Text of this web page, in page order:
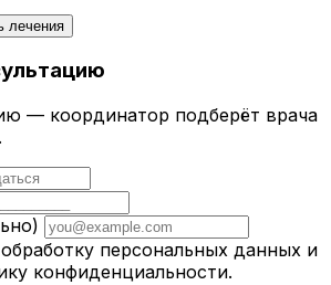
лечения
— координатор подберёт врача
персональных данных и
конфиденциальности.